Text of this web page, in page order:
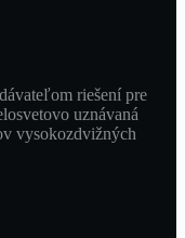
riešení pre
uznávaná
vysokozdvižných